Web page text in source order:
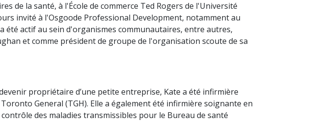
de la santé, à l'École de commerce Ted Rogers de l'Université
invité à l'Osgoode Professional Development, notamment au
été actif au sein d'organismes communautaires, entre autres,
et comme président de groupe de l'organisation scoute de sa
propriétaire d’une petite entreprise, Kate a été infirmière
General (TGH). Elle a également été infirmière soignante en
des maladies transmissibles pour le Bureau de santé